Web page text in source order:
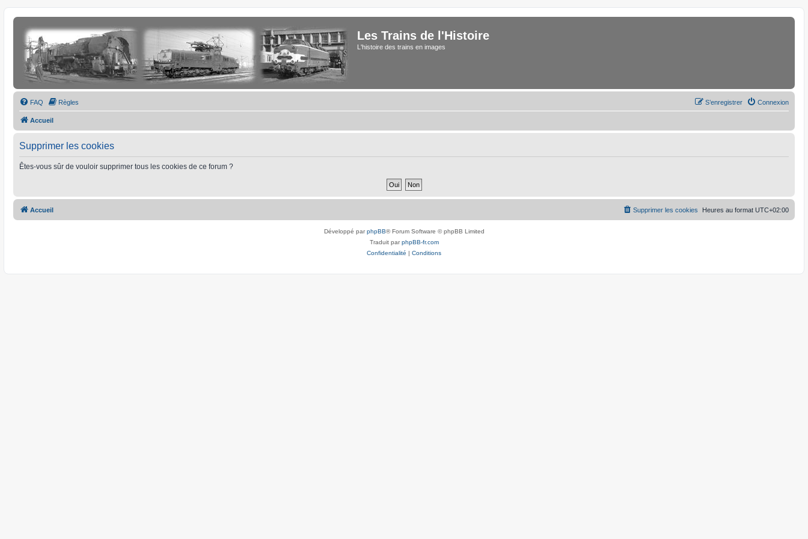
Les Trains de l'Histoire
L'histoire des trains en images
FAQ Règles Connexion
S’enregistrer
Accueil
Supprimer les cookies
Êtes-vous sûr de vouloir supprimer tous les cookies de ce forum ?
Accueil Heures au format UTC+02:00
Supprimer les cookies
Développé parphpBB® Forum Software © phpBB Limited
Traduit parphpBB-fr.com
Confidentialité | Conditions